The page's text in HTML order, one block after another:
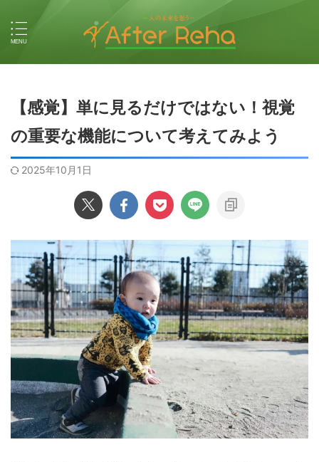
【感覚】単に見るだけではない！視覚
の重要な機能について考えてみよう
2025年10月1日